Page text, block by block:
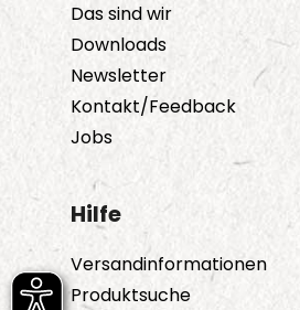
der
Das sind wir
Downloads
Newsletter
Kontakt/Feedback
Jobs
Hilfe
Versandinformationen
Produktsuche